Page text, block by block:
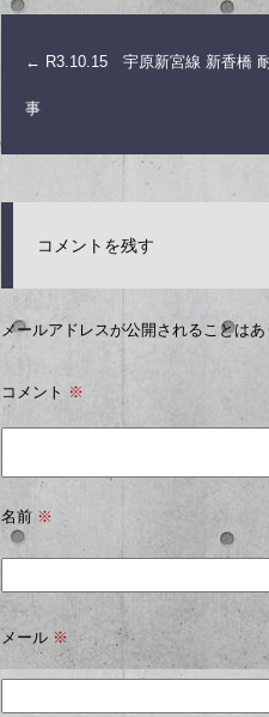
← R3.10.15 宇原新宮線 新香橋
事
コメントを残す
メールアドレスが公開されることはあ
コメント ※
名前 ※
メール ※